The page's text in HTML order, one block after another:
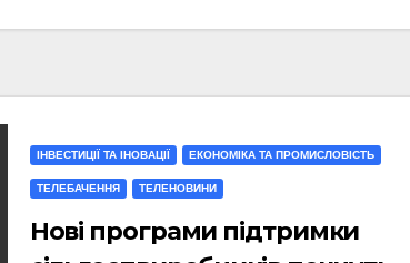
ІНВЕСТИЦІЇ ТА ІНОВАЦІЇ ЕКОНОМІКА ТА ПРОМИСЛОВІСТЬ
ТЕЛЕБАЧЕННЯ ТЕЛЕНОВИНИ
Нові програми підтримки